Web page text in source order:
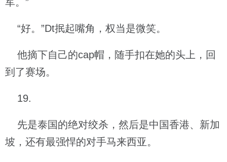
“好。”Dt抿起嘴角，权当是微笑。
他摘下自己的cap帽，随手扣在她的头上，回
到了赛场。
19.
先是泰国的绝对绞杀，然后是中国香港、新加
坡，还有最强悍的对手马来西亚。